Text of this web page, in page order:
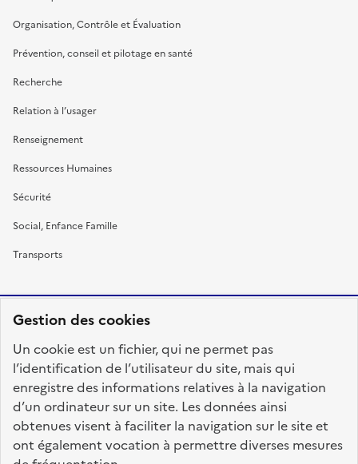
Gestion des cookies
Un cookie est un fichier, qui ne permet pas
l’identification de l’utilisateur du site, mais qui
enregistre des informations relatives à la navigation
d’un ordinateur sur un site. Les données ainsi
obtenues visent à faciliter la navigation sur le site et
ont également vocation à permettre diverses mesures
Organisation, Contrôle et Évaluation
Prévention, conseil et pilotage en santé
Recherche
Relation à l’usager
Renseignement
Ressources Humaines
Sécurité
Social, Enfance Famille
Transports
FRANÇAISE
fonction-publique.gouv.fr
legifrance.gouv.fr